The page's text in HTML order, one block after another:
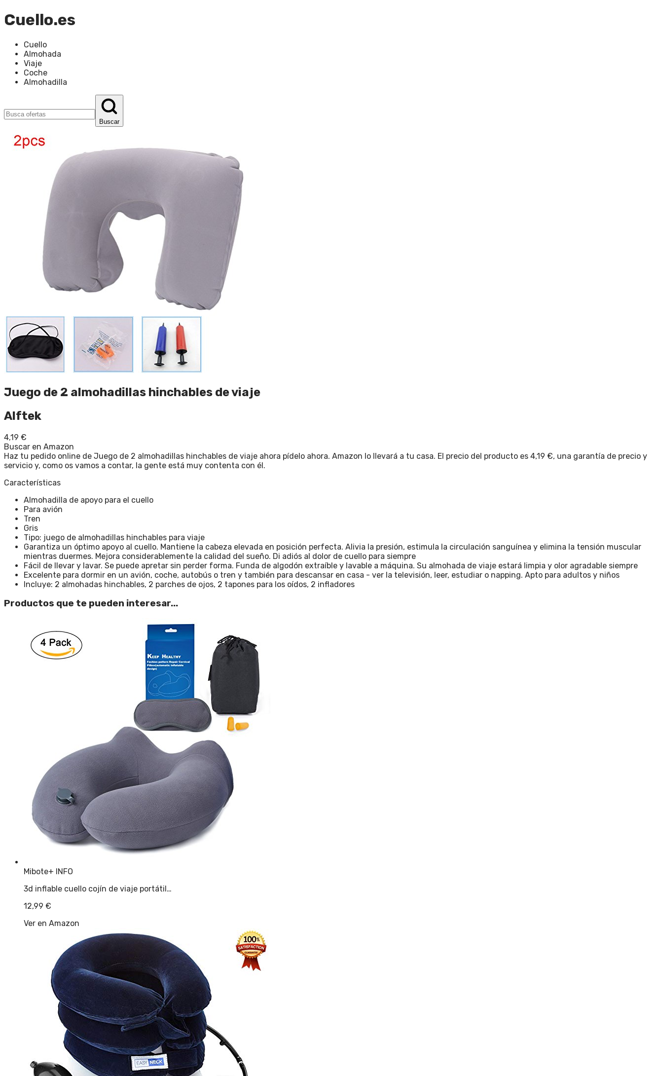
Cuello.es
Cuello
Almohada
Viaje
Coche
Almohadilla
Buscar
Juego de 2 almohadillas hinchables de viaje
Alftek
4,19 €
Buscar en Amazon
Haz tu pedido online de Juego de 2 almohadillas hinchables de viaje ahora pídelo ahora. Amazon lo llevará a tu casa. El precio del producto es 4,19 €, una garantía de precio y
servicio y, como os vamos a contar, la gente está muy contenta con él.
Características
Almohadilla de apoyo para el cuello
Para avión
Tren
Gris
Tipo: juego de almohadillas hinchables para viaje
Garantiza un óptimo apoyo al cuello. Mantiene la cabeza elevada en posición perfecta. Alivia la presión, estimula la circulación sanguínea y elimina la tensión muscular
mientras duermes. Mejora considerablemente la calidad del sueño. Di adiós al dolor de cuello para siempre
Fácil de llevar y lavar. Se puede apretar sin perder forma. Funda de algodón extraíble y lavable a máquina. Su almohada de viaje estará limpia y olor agradable siempre
Excelente para dormir en un avión, coche, autobús o tren y también para descansar en casa - ver la televisión, leer, estudiar o napping. Apto para adultos y niños
Incluye: 2 almohadas hinchables, 2 parches de ojos, 2 tapones para los oídos, 2 infladores
Productos que te pueden interesar...
Mibote+ INFO
3d inflable cuello cojín de viaje portátil…
12,99 €
Ver en Amazon